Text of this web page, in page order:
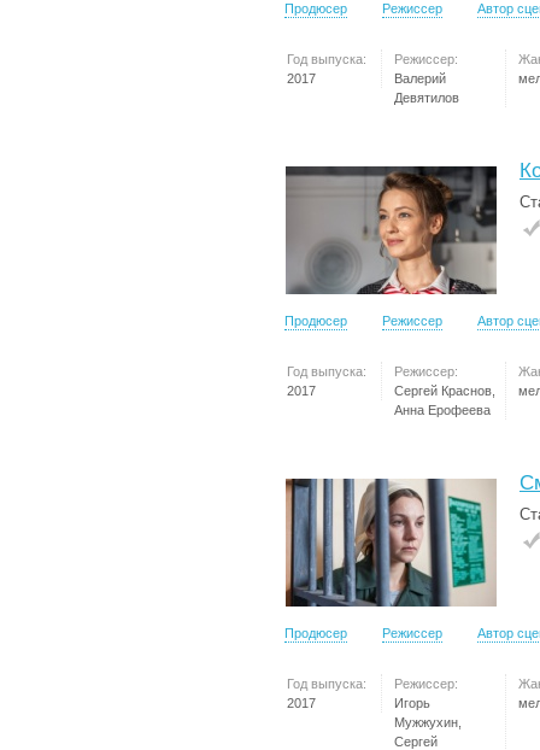
Продюсер Режиссер Автор
Год выпуска:
2017
Режиссер:
Валерий
Девятилов
Продюсер Режиссер Автор
Год выпуска:
2017
Режиссер:
Сергей Краснов,
Анна Ерофеева
Продюсер Режиссер Автор
Год выпуска:
2017
Режиссер:
Игорь
Мужжухин,
Сергей